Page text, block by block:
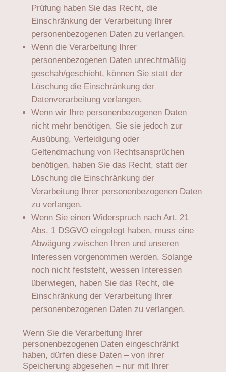
Prüfung haben Sie das Recht, die
Einschränkung der Verarbeitung Ihrer
personenbezogenen Daten zu verlangen.
Wenn die Verarbeitung Ihrer
personenbezogenen Daten unrechtmäßig
geschah/geschieht, können Sie statt der
Löschung die Einschränkung der
Datenverarbeitung verlangen.
Wenn wir Ihre personenbezogenen Daten
nicht mehr benötigen, Sie sie jedoch zur
Ausübung, Verteidigung oder
Geltendmachung von Rechtsansprüchen
benötigen, haben Sie das Recht, statt der
Löschung die Einschränkung der
Verarbeitung Ihrer personenbezogenen Daten
zu verlangen.
Wenn Sie einen Widerspruch nach Art. 21
Abs. 1 DSGVO eingelegt haben, muss eine
Abwägung zwischen Ihren und unseren
Interessen vorgenommen werden. Solange
noch nicht feststeht, wessen Interessen
überwiegen, haben Sie das Recht, die
Einschränkung der Verarbeitung Ihrer
personenbezogenen Daten zu verlangen.
Wenn Sie die Verarbeitung Ihrer
personenbezogenen Daten eingeschränkt
haben, dürfen diese Daten – von ihrer
Speicherung abgesehen – nur mit Ihrer